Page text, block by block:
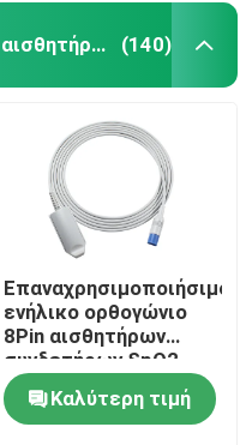
Επαναχρησιμοποιήσιμος αισθητήρας spO2 (140)
Επαναχρησιμοποιήσιμο
ενήλικο ορθογώνιο
8Pin αισθητήρων
συνδετήρων SpO2
δάχτυλων της PH
M1196AΚαλύτερη τιμή